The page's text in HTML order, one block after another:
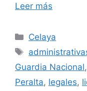
Leer más
Categorías
Celaya
Etiquetas
Guardia Nacional,
Peralta, legales,